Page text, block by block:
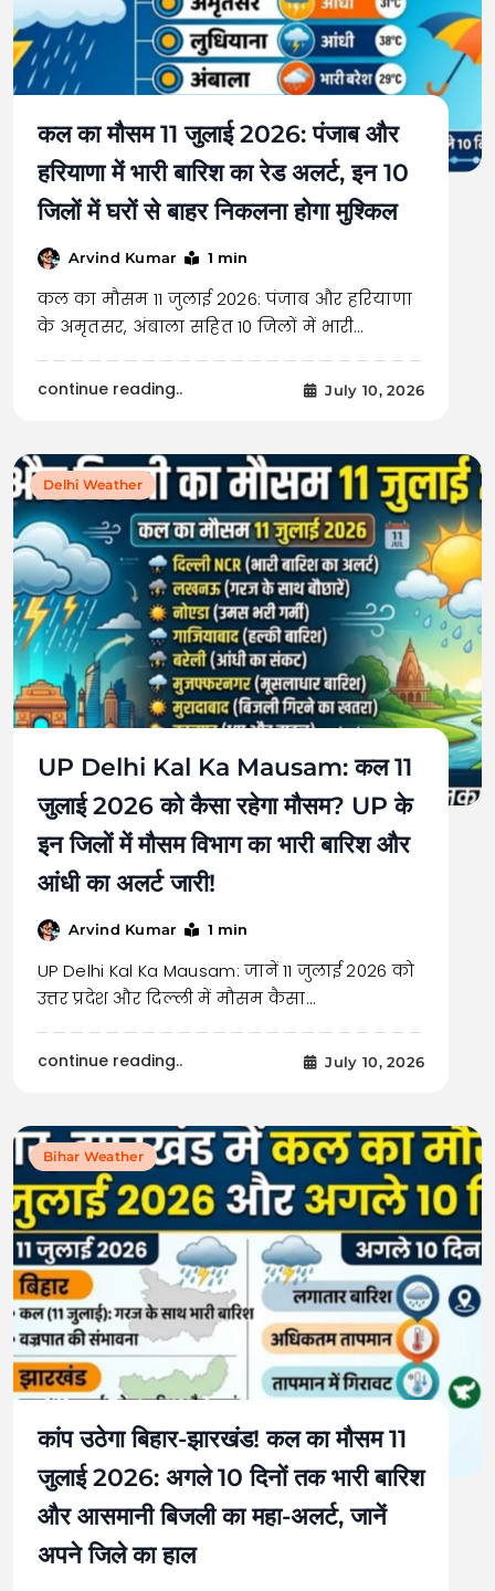
कल का मौसम 11 जुलाई 2026: पंजाब और
हरियाणा में भारी बारिश का रेड अलर्ट, इन 10
जिलों में घरों से बाहर निकलना होगा मुश्किल
Arvind Kumar 1 min
कल का मौसम 11 जुलाई 2026: पंजाब और हरियाणा
के अमृतसर, अंबाला सहित 10 जिलों में भारी…
continue reading.. July 10, 2026
Delhi Weather
UP Delhi Kal Ka Mausam: कल 11
जुलाई 2026 को कैसा रहेगा मौसम? UP के
इन जिलों में मौसम विभाग का भारी बारिश और
आंधी का अलर्ट जारी!
Arvind Kumar 1 min
UP Delhi Kal Ka Mausam: जानें 11 जुलाई 2026 को
उत्तर प्रदेश और दिल्ली में मौसम कैसा…
continue reading.. July 10, 2026
Bihar Weather
कांप उठेगा बिहार-झारखंड! कल का मौसम 11
जुलाई 2026: अगले 10 दिनों तक भारी बारिश
और आसमानी बिजली का महा-अलर्ट, जानें
अपने जिले का हाल